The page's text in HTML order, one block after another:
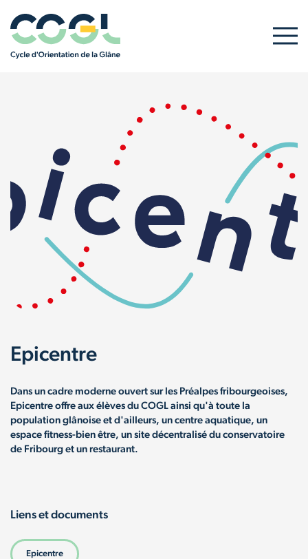
Epicentre
Dans un cadre moderne ouvert sur les Préalpes fribourgeoises,
Epicentre offre aux élèves du COGL ainsi qu'à toute la
population glânoise et d'ailleurs, un centre aquatique, un
espace fitness-bien être, un site décentralisé du conservatoire
de Fribourg et un restaurant.
Liens et documents
Epicentre